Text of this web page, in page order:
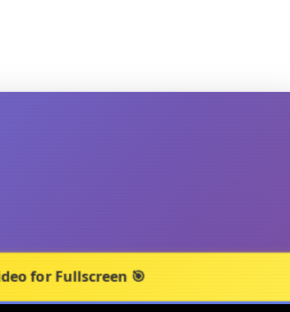
for Fullscreen 🎯